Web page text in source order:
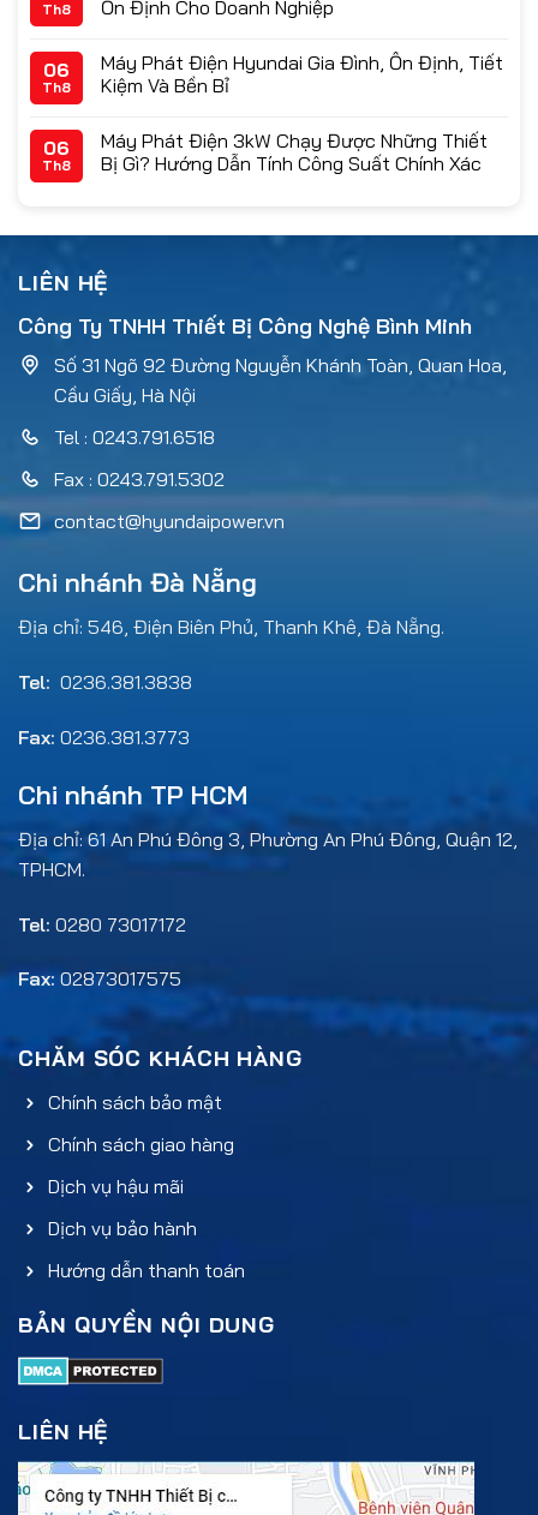
Th8
Ổn Định Cho Doanh Nghiệp
06
Th8
Máy Phát Điện Hyundai Gia Đình, Ổn Định, Tiết
Kiệm Và Bền Bỉ
06
Th8
Máy Phát Điện 3kW Chạy Được Những Thiết
Bị Gì? Hướng Dẫn Tính Công Suất Chính Xác
LIÊN HỆ
Công Ty TNHH Thiết Bị Công Nghệ Bình Minh
Số 31 Ngõ 92 Đường Nguyễn Khánh Toàn, Quan Hoa,
Cầu Giấy, Hà Nội
Tel : 0243.791.6518
Fax : 0243.791.5302
contact@hyundaipower.vn
Chi nhánh Đà Nẵng
Địa chỉ: 546, Điện Biên Phủ, Thanh Khê, Đà Nẵng.
Tel: 0236.381.3838
Fax: 0236.381.3773
Chi nhánh TP HCM
Địa chỉ: 61 An Phú Đông 3, Phường An Phú Đông, Quận 12,
TPHCM.
Tel: 0280 73017172
Fax: 02873017575
CHĂM SÓC KHÁCH HÀNG
Chính sách bảo mật
Chính sách giao hàng
Dịch vụ hậu mãi
Dịch vụ bảo hành
Hướng dẫn thanh toán
BẢN QUYỀN NỘI DUNG
LIÊN HỆ